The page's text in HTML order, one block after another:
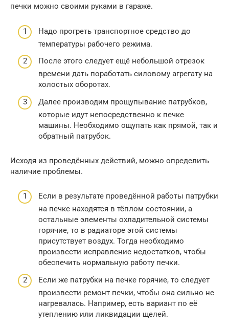
печки можно своими руками в гараже.
Надо прогреть транспортное средство до
температуры рабочего режима.
После этого следует ещё небольшой отрезок
времени дать поработать силовому агрегату на
холостых оборотах.
Далее производим прощупывание патрубков,
которые идут непосредственно к печке
машины. Необходимо ощупать как прямой, так и
обратный патрубок.
Исходя из проведённых действий, можно определить
наличие проблемы.
Если в результате проведённой работы патрубки
на печке находятся в тёплом состоянии, а
остальные элементы охладительной системы
горячие, то в радиаторе этой системы
присутствует воздух. Тогда необходимо
произвести исправление недостатков, чтобы
обеспечить нормальную работу печки.
Если же патрубки на печке горячие, то следует
произвести ремонт печки, чтобы она сильно не
нагревалась. Например, есть вариант по её
утеплению или ликвидации щелей.